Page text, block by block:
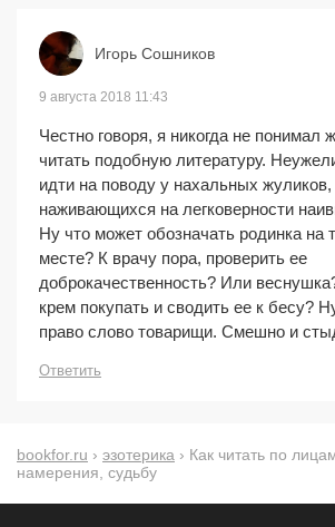
Игорь Сошников
9 августа 2018 11:43
Честно говоря, я никогда не понимал
читать подобную литературу.
идти на поводу у нахальных жуликов,
наживающихся на легковерности
Ну что может обозначать родинка на
месте? К врачу пора, проверить ее
доброкачественность? Или
крем покупать и сводить ее к бесу?
право слово товарищи. Смешно и
Ответить
bookfor.ru › эзотерика › Как читать по
намерения, судьбу